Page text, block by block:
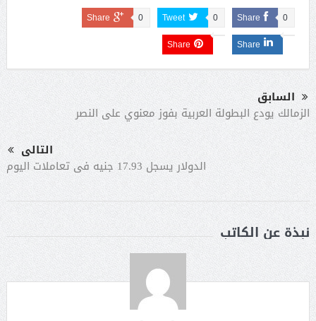
Share 0
Tweet 0
Share 0
Share
Share
السابق
الزمالك يودع البطولة العربية بفوز معنوي على النصر
التالى
الدولار يسجل 17.93 جنيه فى تعاملات اليوم
نبذة عن الكاتب